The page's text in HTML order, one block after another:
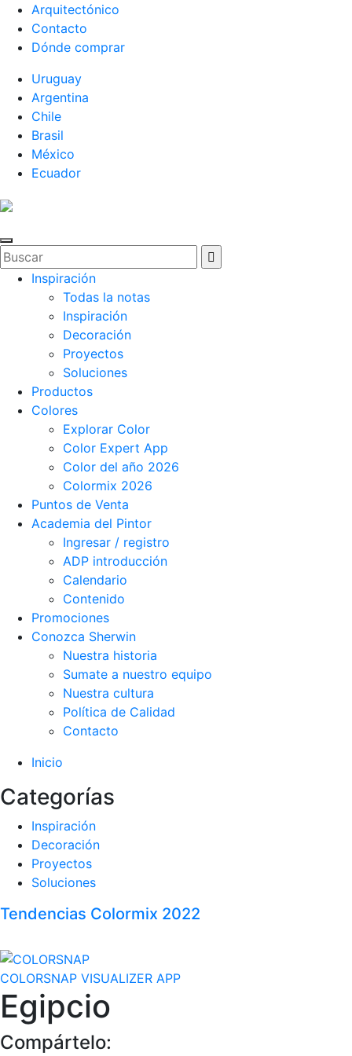
Arquitectónico
Contacto
Dónde comprar
Uruguay
Argentina
Chile
Brasil
México
Ecuador
Inspiración
Todas la notas
Inspiración
Decoración
Proyectos
Soluciones
Productos
Colores
Explorar Color
Color Expert App
Color del año 2026
Colormix 2026
Puntos de Venta
Academia del Pintor
Ingresar / registro
ADP introducción
Calendario
Contenido
Promociones
Conozca Sherwin
Nuestra historia
Sumate a nuestro equipo
Nuestra cultura
Política de Calidad
Contacto
Inicio
Categorías
Inspiración
Decoración
Proyectos
Soluciones
Tendencias Colormix 2022
COLORSNAP VISUALIZER APP
Egipcio
Compártelo: